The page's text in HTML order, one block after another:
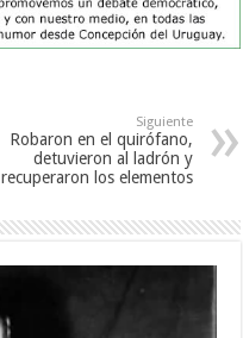
Siguiente
Robaron en el quirófano,
detuvieron al ladrón y
recuperaron los elementos